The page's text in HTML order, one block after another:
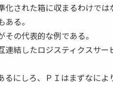
された箱に収まるわけでは
る。
の代表的な例である。
結したロジスティクスサー
にしろ、ＰＩはまずなに